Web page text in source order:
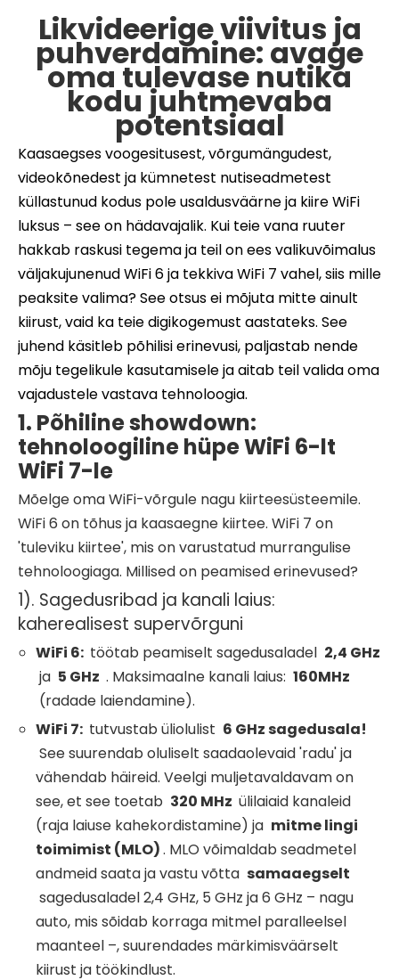
Likvideerige viivitus ja
puhverdamine: avage
oma tulevase nutika
kodu juhtmevaba
potentsiaal
Kaasaegses voogesitusest, võrgumängudest,
videokõnedest ja kümnetest nutiseadmetest
küllastunud kodus pole usaldusväärne ja kiire WiFi
luksus – see on hädavajalik. Kui teie vana ruuter
hakkab raskusi tegema ja teil on ees valikuvõimalus
väljakujunenud WiFi 6 ja tekkiva WiFi 7 vahel, siis mille
peaksite valima? See otsus ei mõjuta mitte ainult
kiirust, vaid ka teie digikogemust aastateks. See
juhend käsitleb põhilisi erinevusi, paljastab nende
mõju tegelikule kasutamisele ja aitab teil valida oma
vajadustele vastava tehnoloogia.
1. Põhiline showdown:
tehnoloogiline hüpe WiFi 6-lt
WiFi 7-le
Mõelge oma WiFi-võrgule nagu kiirteesüsteemile.
WiFi 6 on tõhus ja kaasaegne kiirtee. WiFi 7 on
'tuleviku kiirtee', mis on varustatud murrangulise
tehnoloogiaga. Millised on peamised erinevused?
1). Sagedusribad ja kanali laius:
kaherealisest supervõrguni
WiFi 6: töötab peamiselt sagedusaladel 2,4 GHz
ja 5 GHz . Maksimaalne kanali laius: 160MHz
(radade laiendamine).
WiFi 7: tutvustab üliolulist 6 GHz sagedusala!
See suurendab oluliselt saadaolevaid 'radu' ja
vähendab häireid. Veelgi muljetavaldavam on
see, et see toetab 320 MHz ülilaiaid kanaleid
(raja laiuse kahekordistamine) ja mitme lingi
toimimist (MLO). MLO võimaldab seadmetel
andmeid saata ja vastu võtta samaaegselt
sagedusaladel 2,4 GHz, 5 GHz ja 6 GHz – nagu
auto, mis sõidab korraga mitmel paralleelsel
maanteel –, suurendades märkimisväärselt
kiirust ja töökindlust.